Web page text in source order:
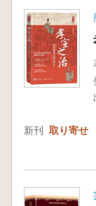
新刊 取り寄せ